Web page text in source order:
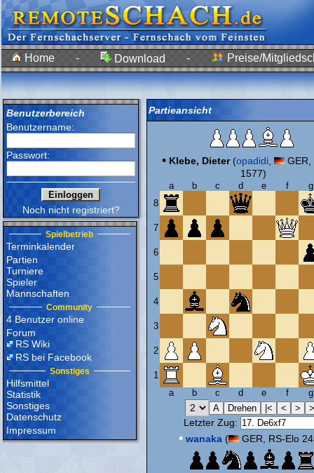
Home - Download - Preise/
Benutzerbereich
Benutzername:
Passwort:
Noch nicht registriert?
Spielbetrieb
Terminkalender
Partien
Turniere
Spieler
Mannschaften
Community
4 Benutzer online
Forum
RS Wiki
RS bei Facebook
Sonstiges
Hilfsmittel
Statistik
Sonstiges
Datenschutz
Impressum
Partieansicht
• Klebe, Dieter(opadidi,
GER,
1577)
a b c d e f
g
8
7
6
5
4
3
2
1
a
b c d e f g
Letzter Zug:
• wanaka( GER, RS-Elo